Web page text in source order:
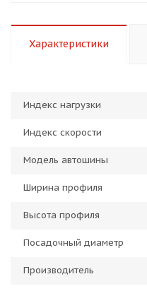
Характеристики
Индекс нагрузки
Индекс скорости
Модель автошины
Ширина профиля
Высота профиля
Посадочный диаметр
Производитель